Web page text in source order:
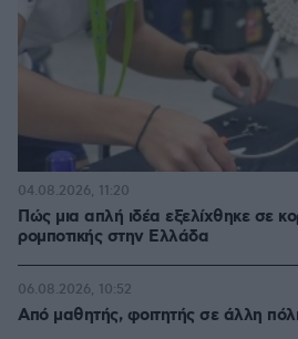
Πώς μια απλή ιδέα εξελίχθηκε σε
ρομποτικής στην Ελλάδα
04.08.2026, 11:20
Από μαθητής, φοιτητής σε άλλη
06.08.2026, 10:52